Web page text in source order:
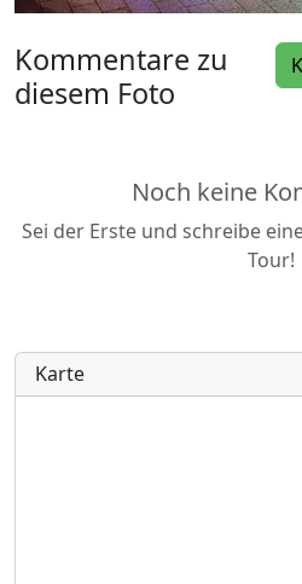
Kommentare zu
diesem Foto
Noch keine
Sei der Erste und schreibe
Tour!
Karte